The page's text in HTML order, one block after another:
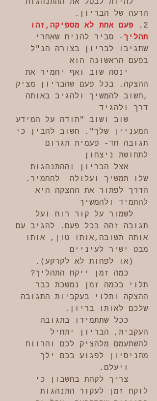
   להיות לבטל את ההתנהגות
הרעה של הבריון.
2.
פעם אחת לא מספיקה,זהו
תהליך- סביר להניח שאחרי
שתגיבו לבריון בצורה הנ"ל
בפעם הראשונה הוא
    ינסה שוב ואף יחמיר את
ההצקה. בכל פעם שהבריון מציק
,חשוב להמשיך ולהגיב באותה
דרך ולהגיד
    שוב ושוב "תודה על המידע
המעניין שלך". חשוב להבין כי
תגובה חד- פעמית תגרום
לתחושת ניצחון
    אצל הבריון וההתנהגות
שלו תמשיך ועלולה  להחמיר.
הדרך לפתור את ההצקה היא
להתמיד ולהמשיך
   לשמור על קור רוח ועל
תגובה זהה בכל פעם. להגיב עם
אותה תשובה,אותו טון, אותו
מבט ישיר לעיניים
    כמה זמן ייקח התהליך?
תלוי בכמה זמן נמשכת כבר
ההצקה ותלוי בעקביות התגובה
שלכם לאותו בריון.
    ככל שתתמידו בתגובה
העקבית, הבריון יתחיל
להשתעמם מלהציק לכם והרווח
מהניסיון לפגוע בכם ילך
    צריך לקחת בחשבון כי
לוקח זמן לעקור התנהגות